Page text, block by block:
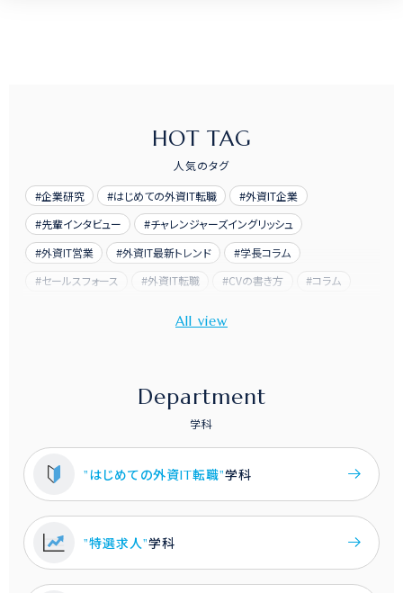
HOT TAG
人気のタグ
企業研究 はじめての外資IT転職
外資IT企業
先輩インタビュー
チャレンジャーズイングリッシュ
外資IT営業
外資IT最新トレンド
学長コラム
セールスフォース
外資IT転職 CVの書き方
コラム
Department
学科
"はじめての外資IT転職"学科
"特選求人"学科